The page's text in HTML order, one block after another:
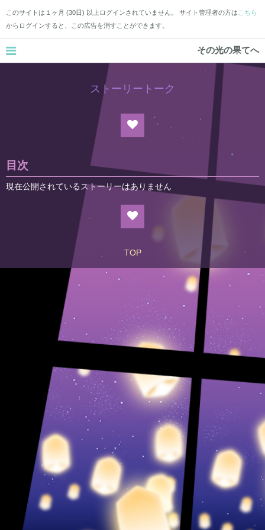
このサイトは１ヶ月 (30日) 以上ログインされていません。 サイト管理者の方は こちら
からログインすると、この広告を消すことができます。
その光の果てへ
ストーリートーク
目次
現在公開されているストーリーはありません
TOP